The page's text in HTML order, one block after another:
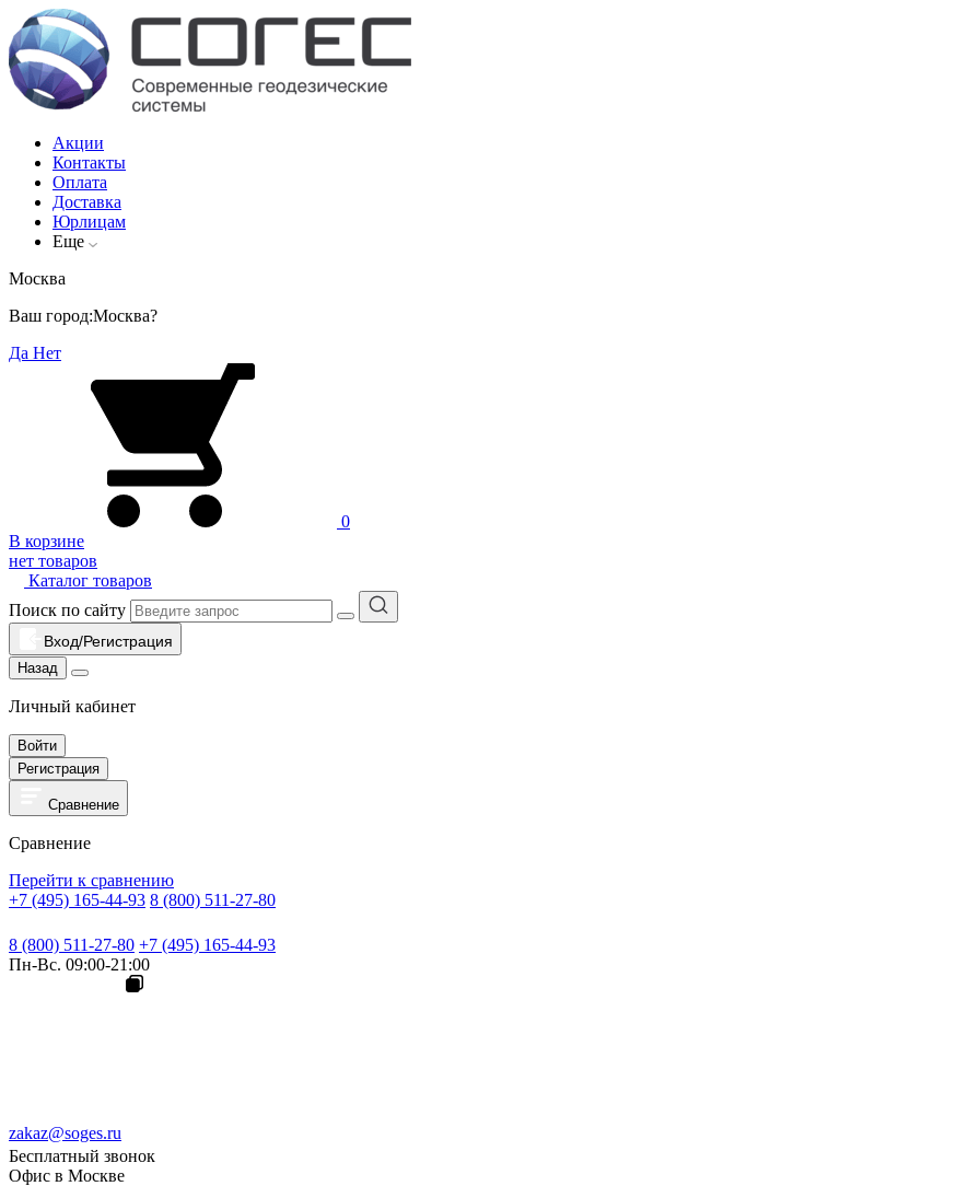
Акции
Контакты
Оплата
Доставка
Юрлицам
Еще
Москва
Ваш город:Москва?
Да Нет
0
В корзине
нет товаров
Каталог товаров
Поиск по сайту
Вход/Регистрация
Назад
Личный кабинет
Войти
Регистрация
Сравнение
Сравнение
Перейти к сравнению
+7 (495) 165-44-93 8 (800) 511-27-80
8 (800) 511-27-80 +7 (495) 165-44-93
Пн-Вс. 09:00-21:00
zakaz@soges.ru
Бесплатный звонок
Офис в Москве